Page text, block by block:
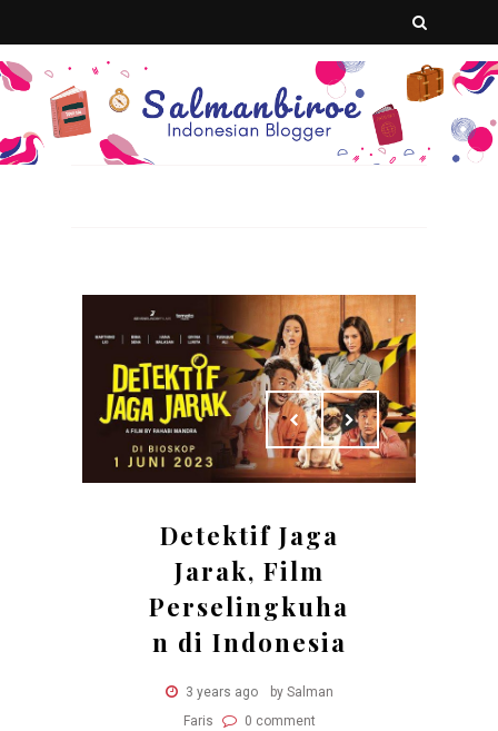
Detektif Jaga
Jarak, Film
Perselingkuha
n di Indonesia
3 years ago
by Salman
Faris
0 comment